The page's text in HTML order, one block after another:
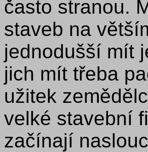
často stranou.
staveb na
jednodušší mít
jich mít třeba
užitek
velké stavební
začínají